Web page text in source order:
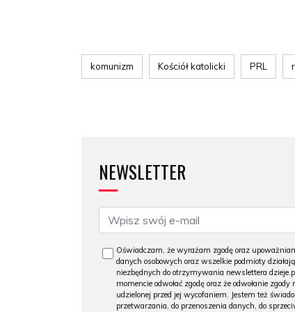
komunizm Kościół katolicki PRL
NEWSLETTER
Oświadczam, że wyrażam zgodę oraz
danych osobowych oraz wszelkie podmioty
niezbędnych do otrzymywania newslettera
momencie odwołać zgodę oraz że odwołanie
udzielonej przed jej wycofaniem. Jestem też
przetwarzania, do przenoszenia danych, do